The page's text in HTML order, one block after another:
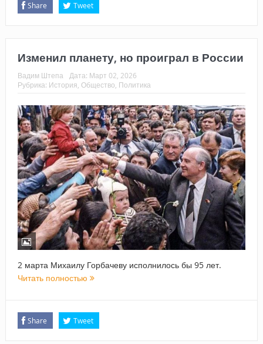
Share Tweet
Изменил планету, но проиграл в России
Вадим Штепа Дата: Март 02, 2026
Рубрика: История Общество Политика
2 марта Михаилу Горбачеву исполнилось бы 95 лет.
Читать полностью
Share Tweet